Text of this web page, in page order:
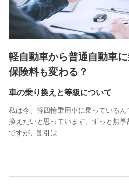
ssi.co.jp/)
SBIリスタ少額短期保険会社
(https://www.jishin.co.jp/)
スマートプラス少額短期保険
チューリッヒ少額短期保険株
(https://www.zurichssi.co.jp/)
(https://www.tokiomarine-x.co.jp/)
(https://pshoken.co.jp/)
リトルファミリー少額短期保
(https://www.littlefamily-ssi.com/)
郵便、電話、およびＥメール等に
軽自動車から普通自動車
保険料も変わる？
車の乗り換えと等級について
私は今、軽四輪乗用車に乗っているん
換えたいと思っています。ずっと無
ですが、割引は…